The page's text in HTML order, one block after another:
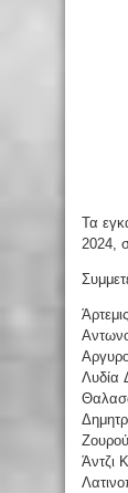
Τα
2024,
Λυδία
Άντζι